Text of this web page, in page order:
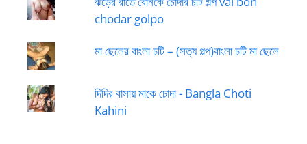
chodar golpo
মা ছেলের বাংলা চটি – (সত্য গল্প)বাংলা চটি মা ছেলে
দিদির বাসায় মাকে চোদা - Bangla Choti
Kahini